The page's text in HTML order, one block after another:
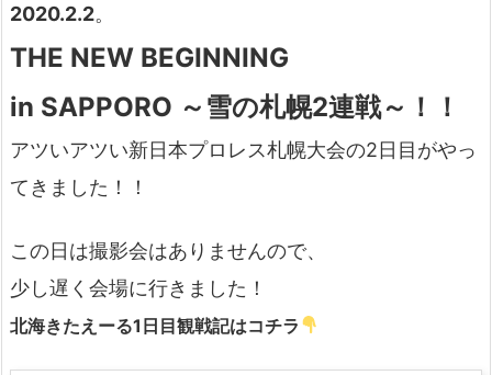
2020.2.2。
THE NEW BEGINNING
in SAPPORO ～雪の札幌2連戦～！！
アツいアツい新日本プロレス札幌大会の2日目がやっ
てきました！！
この日は撮影会はありませんので、
少し遅く会場に行きました！
北海きたえーる1日目観戦記はコチラ